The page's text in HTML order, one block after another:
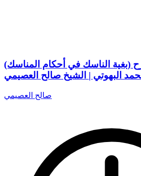
من شرح (بغية الناسك في أحكام المناسك)
البهوتي | الشيخ صالح العصيمي
صالح العصيمي